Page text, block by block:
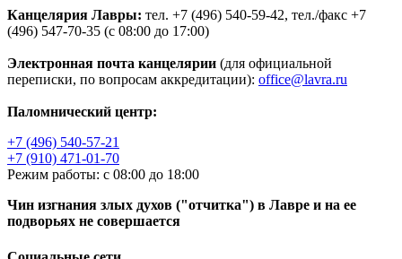
Канцелярия Лавры: тел. +7 (496) 540-59-42, тел./факс +7
(496) 547-70-35 (с 08:00 до 17:00)
Электронная почта канцелярии (для официальной
переписки, по вопросам аккредитации): office@lavra.ru
Паломнический центр:
+7 (496) 540-57-21
+7 (910) 471-01-70
Режим работы: с 08:00 до 18:00
Чин изгнания злых духов ("отчитка") в Лавре и на ее
подворьях не совершается